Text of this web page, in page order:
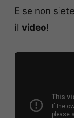
E se non
il video!